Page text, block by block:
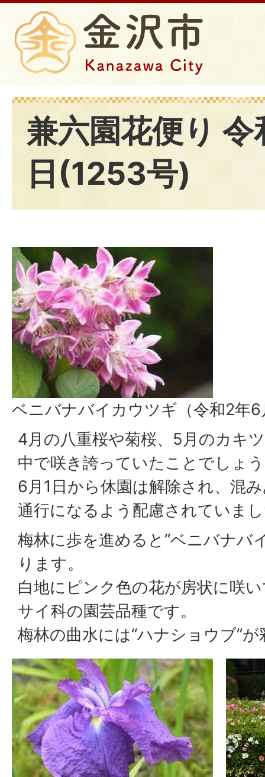
兼六園花便り
日(1253号)
ベニバナバイカウツギ（令和2年6
4月の八重桜や菊桜、5月のカキ
中で咲き誇っていたことでしょ
6月1日から休園は解除され、混
通行になるよう配慮されていま
梅林に歩を進めると“ベニバナバ
ります。
白地にピンク色の花が房状に咲
サイ科の園芸品種です。
梅林の曲水には“ハナショウブ”